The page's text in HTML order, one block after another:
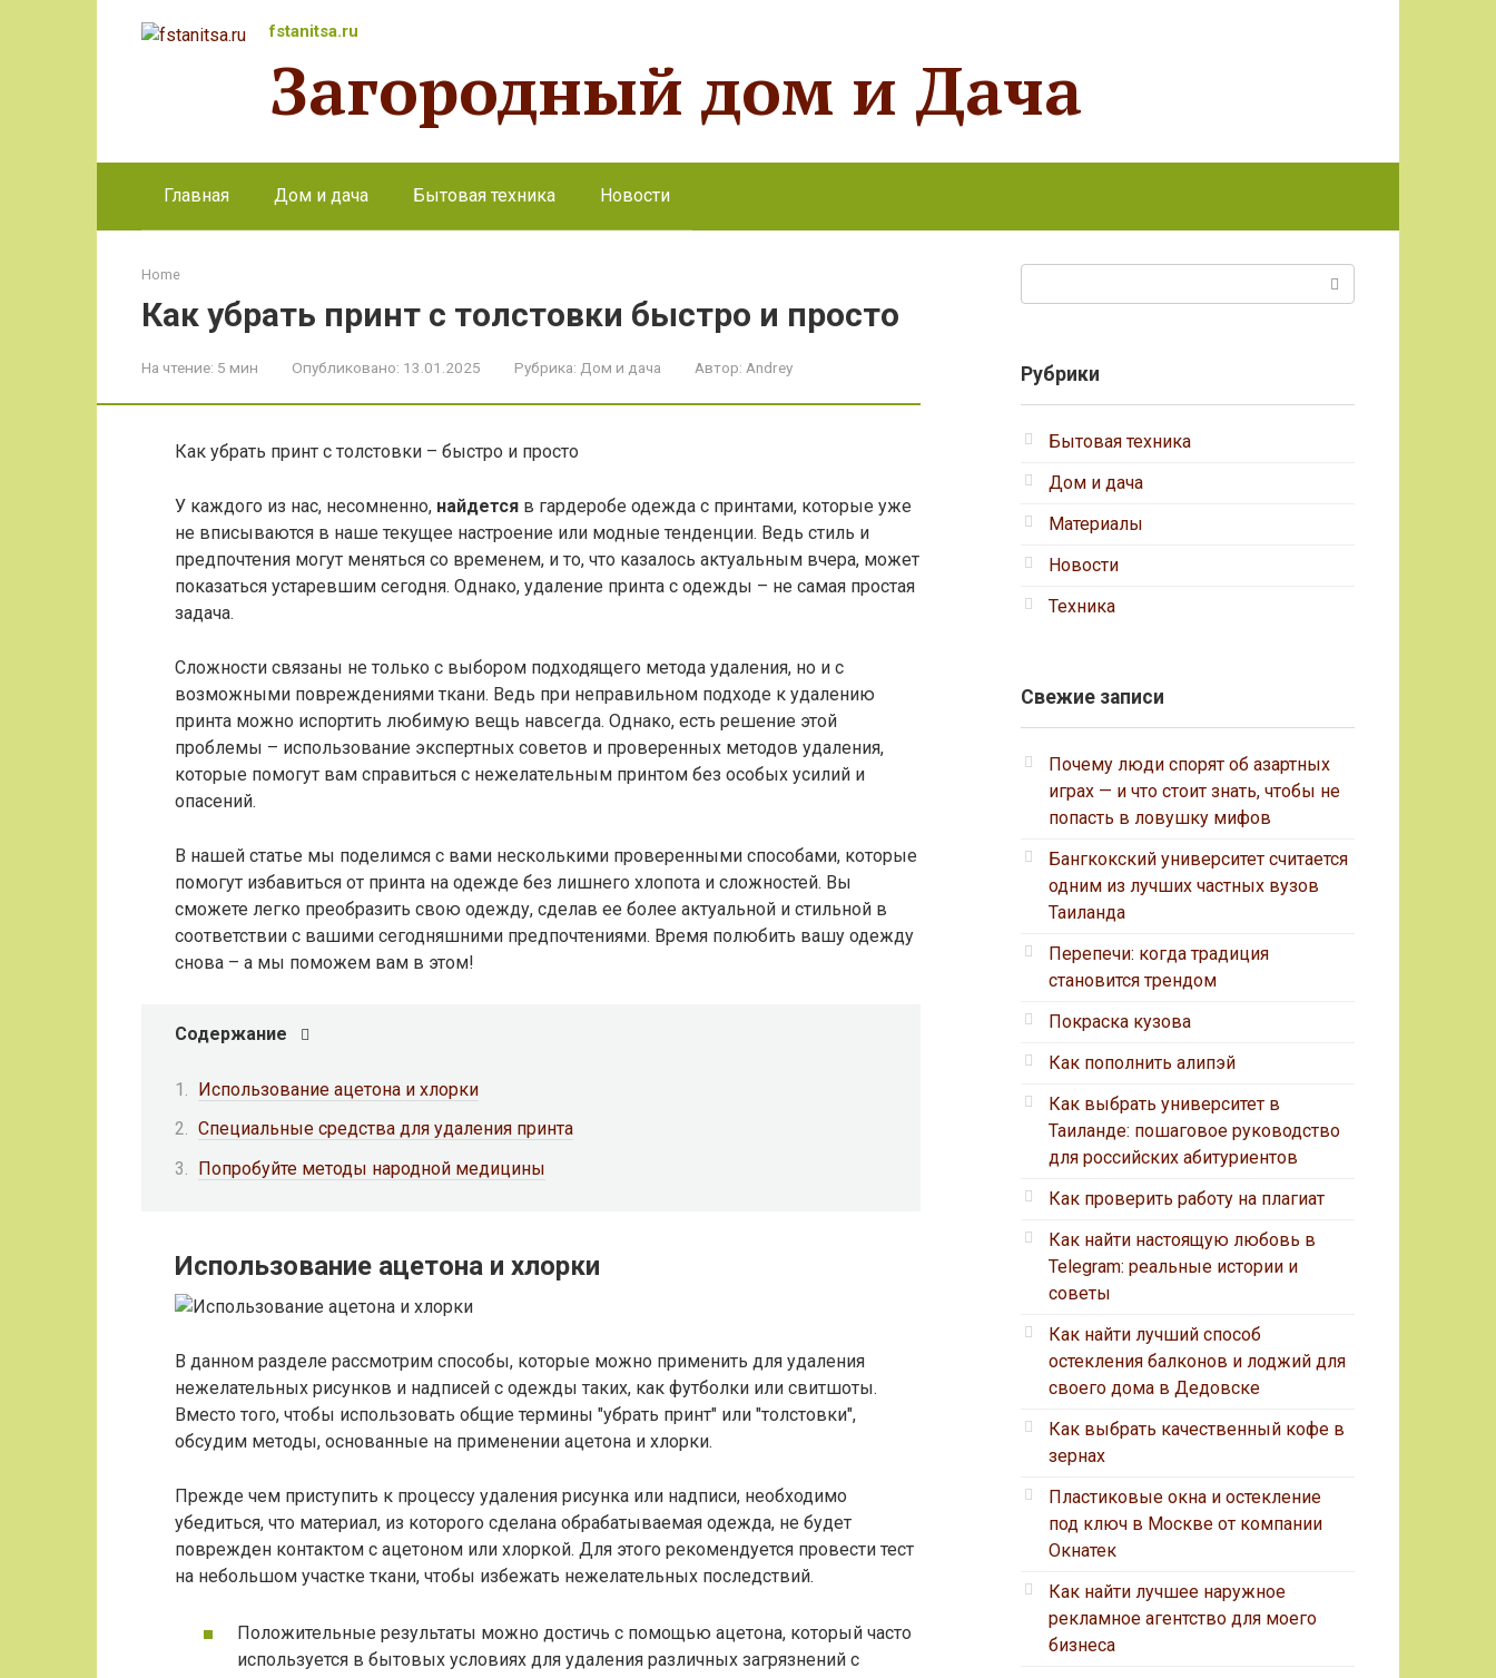
fstanitsa.ru
Загородный дом и Дача
Главная Дом и дача Бытовая техника Новости
Home
Как убрать принт с толстовки быстро и просто
На чтение: 5 мин Опубликовано: 13.01.2025 Рубрика: Дом и дача Автор: Andrey
Как убрать принт с толстовки – быстро и просто
У каждого из нас, несомненно, найдется в гардеробе одежда с принтами, которые уже
не вписываются в наше текущее настроение или модные тенденции. Ведь стиль и
предпочтения могут меняться со временем, и то, что казалось актуальным вчера, может
показаться устаревшим сегодня. Однако, удаление принта с одежды – не самая простая
задача.
Сложности связаны не только с выбором подходящего метода удаления, но и с
возможными повреждениями ткани. Ведь при неправильном подходе к удалению
принта можно испортить любимую вещь навсегда. Однако, есть решение этой
проблемы – использование экспертных советов и проверенных методов удаления,
которые помогут вам справиться с нежелательным принтом без особых усилий и
опасений.
В нашей статье мы поделимся с вами несколькими проверенными способами, которые
помогут избавиться от принта на одежде без лишнего хлопота и сложностей. Вы
сможете легко преобразить свою одежду, сделав ее более актуальной и стильной в
соответствии с вашими сегодняшними предпочтениями. Время полюбить вашу одежду
снова – а мы поможем вам в этом!
Содержание
Использование ацетона и хлорки
Специальные средства для удаления принта
Попробуйте методы народной медицины
Использование ацетона и хлорки
В данном разделе рассмотрим способы, которые можно применить для удаления
нежелательных рисунков и надписей с одежды таких, как футболки или свитшоты.
Вместо того, чтобы использовать общие термины "убрать принт" или "толстовки",
обсудим методы, основанные на применении ацетона и хлорки.
Прежде чем приступить к процессу удаления рисунка или надписи, необходимо
убедиться, что материал, из которого сделана обрабатываемая одежда, не будет
поврежден контактом с ацетоном или хлоркой. Для этого рекомендуется провести тест
на небольшом участке ткани, чтобы избежать нежелательных последствий.
Положительные результаты можно достичь с помощью ацетона, который часто
используется в бытовых условиях для удаления различных загрязнений с
Рубрики
Бытовая техника
Дом и дача
Материалы
Новости
Техника
Свежие записи
Почему люди спорят об азартных
играх — и что стоит знать, чтобы не
попасть в ловушку мифов
Бангкокский университет считается
одним из лучших частных вузов
Таиланда
Перепечи: когда традиция
становится трендом
Покраска кузова
Как пополнить алипэй
Как выбрать университет в
Таиланде: пошаговое руководство
для российских абитуриентов
Как проверить работу на плагиат
Как найти настоящую любовь в
Telegram: реальные истории и
советы
Как найти лучший способ
остекления балконов и лоджий для
своего дома в Дедовске
Как выбрать качественный кофе в
зернах
Пластиковые окна и остекление
под ключ в Москве от компании
Окнатек
Как найти лучшее наружное
рекламное агентство для моего
бизнеса